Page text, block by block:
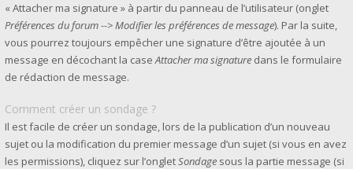
« Attacher ma signature » à partir du panneau de l’utilisateur (onglet
Préférences du forum --> Modifier les préférences de message). Par la suite,
vous pourrez toujours empêcher une signature d’être ajoutée à un
message en décochant la caseAttacher ma signature dans le formulaire
de rédaction de message.
Comment créer un sondage ?
Il est facile de créer un sondage, lors de la publication d’un nouveau
sujet ou la modification du premier message d’un sujet (si vous en avez
les permissions), cliquez sur l’ongletSondage sous la partie message (si